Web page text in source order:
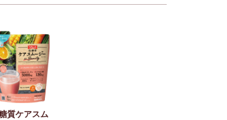
質ケアスム